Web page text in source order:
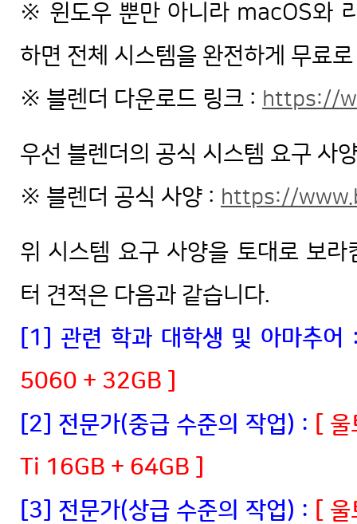
※ 윈도우 뿐만 아니라 macOS와
하면 전체 시스템을 완전하게 무료
※ 블렌더 다운로드 링크 : https://
우선 블렌더의 공식 시스템 요구 사
※ 블렌더 공식 사양 : https://
위 시스템 요구 사양을 토대로 보
터 견적은 다음과 같습니다.
[1] 관련 학과 대학생 및 아마추
5060 + 32GB ]
[2] 전문가(중급 수준의 작업) :
[
Ti 16GB + 64GB ]
[3] 전문가(상급 수준의 작업) :
[